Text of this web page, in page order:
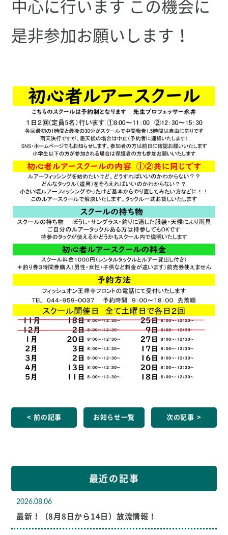
中心に行います この機会に
是非参加お願いします！
前の記事 お知らせ一覧 次の記事
最近の記事
2026.08.06
最新！（8月8日から14日）放流情報！